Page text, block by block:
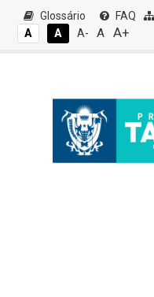
Glossário FAQ
A
A A- A A+